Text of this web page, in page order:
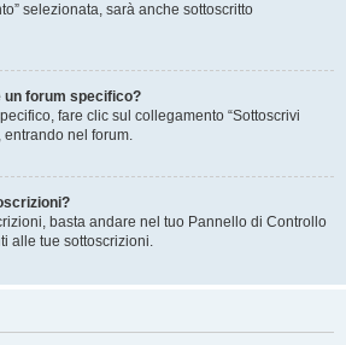
selezionata, sarà anche sottoscritto
forum specifico?
fare clic sul collegamento “Sottoscrivi
entrando nel forum.
basta andare nel tuo Pannello di Controllo
alle tue sottoscrizioni.